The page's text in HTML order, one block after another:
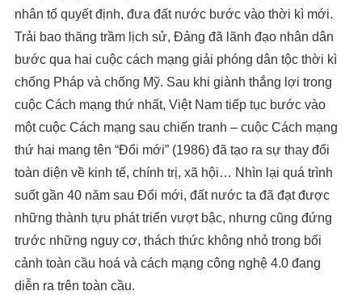
nhân tố quyết định, đưa đất nước bước vào thời kì mới.
Trải bao thăng trầm lịch sử, Đảng đã lãnh đạo nhân dân
bước qua hai cuộc cách mạng giải phóng dân tộc thời kì
chống Pháp và chống Mỹ. Sau khi giành thắng lợi trong
cuộc Cách mạng thứ nhất, Việt Nam tiếp tục bước vào
một cuộc Cách mạng sau chiến tranh – cuộc Cách mạng
thứ hai mang tên “Đổi mới” (1986) đã tạo ra sự thay đổi
toàn diện về kinh tế, chính trị, xã hội… Nhìn lại quá trình
suốt gần 40 năm sau Đổi mới, đất nước ta đã đạt được
những thành tựu phát triển vượt bậc, nhưng cũng đứng
trước những nguy cơ, thách thức không nhỏ trong bối
cảnh toàn cầu hoá và cách mạng công nghệ 4.0 đang
diễn ra trên toàn cầu.